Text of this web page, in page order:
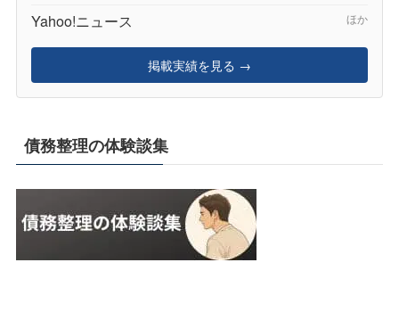
Yahoo!ニュース ほか
掲載実績を見る →
債務整理の体験談集